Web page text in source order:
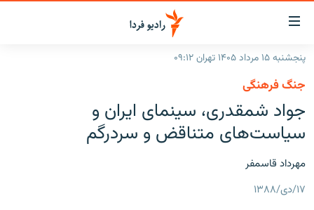
لینک‌های
قابلیت
دسترسی
بازگشت
بازگشت
منوی
اصلی
به
صفحه
صفحه اصلی
ایران
جهان
پادکست
چندرسانه‌ای
پنجشنبه ۱۵ مرداد ۱۴۰۵ تهران ۰۹:۱۲
جنگ فرهنگی
جواد شمقدری، سینمای ایران و
سیاست‌های متناقض و سردرگم
مهرداد قاسمفر
۱۷/دی/۱۳۸۸